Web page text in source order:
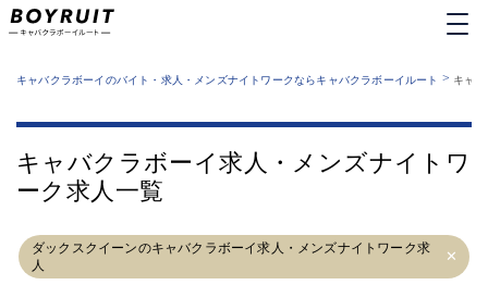
業種から探す
運営者情報
サイトマップ
キャバクラボーイのバイト・求人・メンズナイトワークならキャバクラボーイルート > キャ
キャバクラボーイ求人・メンズナイトワ
ーク求人一覧
ダックスクイーンのキャバクラボーイ求人・メンズナイトワーク求
人
六本木
池袋
新橋
渋谷
大和
錦糸町
秋葉原